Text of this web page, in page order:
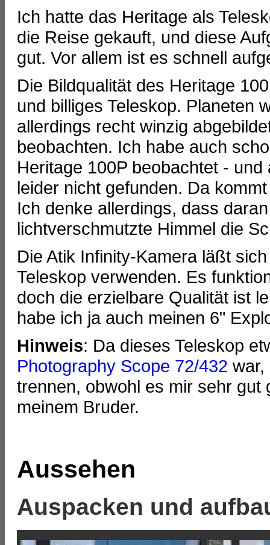
Ich hatte das Heritage als
die Reise gekauft, und diese
gut. Vor allem ist es schnell
Die Bildqualität des Heritage
und billiges Teleskop. Planeten
allerdings recht winzig
beobachten. Ich habe auch
Heritage 100P beobachtet -
leider nicht gefunden. Da
Ich denke allerdings, dass
lichtverschmutzte Himmel die
Die Atik Infinity-Kamera läßt
Teleskop verwenden. Es
doch die erzielbare Qualität ist
habe ich ja auch meinen 6"
Hinweis: Da dieses Teleskop
Photography Scope 72/432 war,
trennen, obwohl es mir sehr
meinem Bruder.
Aussehen
Auspacken und